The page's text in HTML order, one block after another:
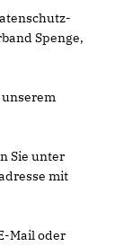
Spenge,
Sie unter
mit
Mail oder